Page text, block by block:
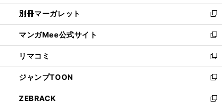
開
く
ウ
で
開
く
ウ
ィ
ン
ド
ウ
で
開
く
し
い
ウ
ィ
ン
ド
ウ
で
開
く
別冊マーガレット
新
し
い
ウ
ィ
ン
ド
ウ
で
マンガMee公式サイト
新
し
い
ウ
ィ
ン
ド
リマコミ
新
し
い
ウ
ィ
ジャンプTOON
新
し
い
ZEBRACK
新